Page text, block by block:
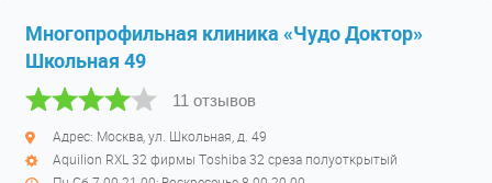
Многопрофильная клиника «Чудо Доктор»
Школьная 49
11 отзывов
Адрес: Москва, ул. Школьная, д. 49
Aquilion RXL 32 фирмы Тoshiba 32 среза полуоткрытый